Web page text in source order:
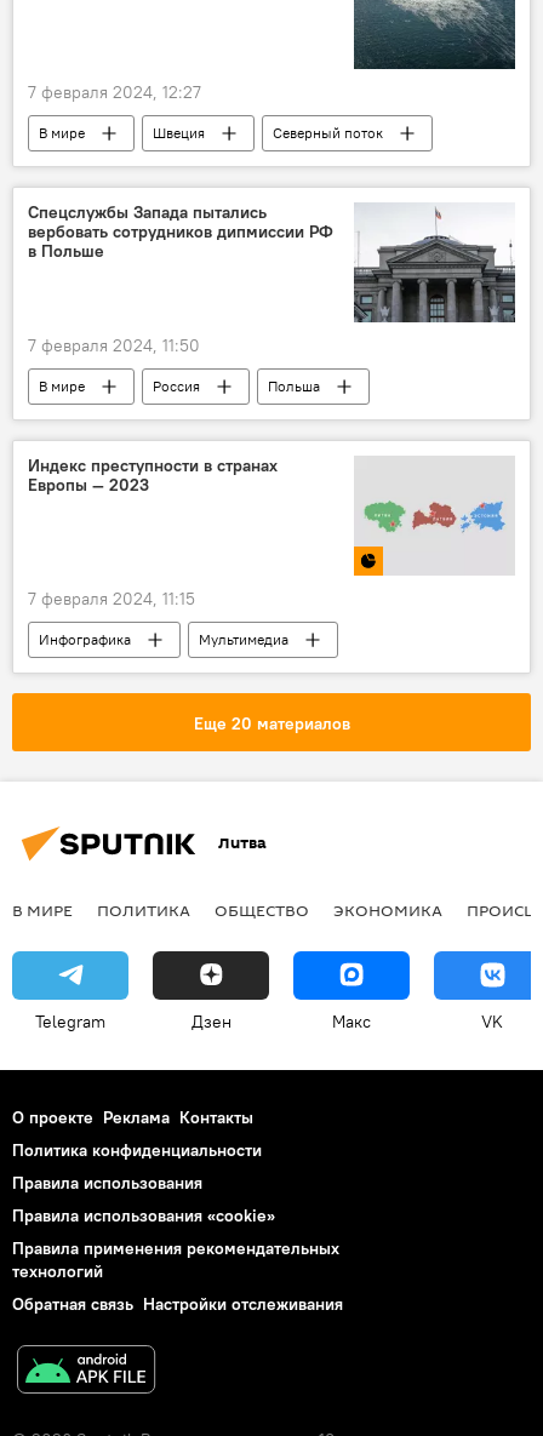
7 февраля 2024, 12:27
В мире Швеция
Северный поток
Северный поток-2
Расследование ЧП на "Северных потоках"
газ
Запад
расследование
Спецслужбы Запада пытались
вербовать сотрудников дипмиссии РФ
в Польше
7 февраля 2024, 11:50
В мире Россия
Польша
посольство
русофобия
Индекс преступности в странах
Европы — 2023
7 февраля 2024, 11:15
Инфографика
Мультимедиа
преступность
убийство
ЕС
Балтия Литва
Еще 20 материалов
Литва
В МИРЕ ПОЛИТИКА ОБЩЕСТВО ЭКОНОМИКА
Telegram Дзен Макс VK
О проекте Реклама Контакты
Политика конфиденциальности
Правила использования
Правила использования «cookie»
Правила применения рекомендательных
технологий
Обратная связь Настройки отслеживания